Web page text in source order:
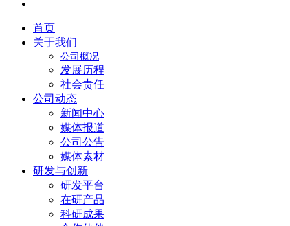
首页
关于我们
公司概况
发展历程
社会责任
公司动态
新闻中心
媒体报道
公司公告
媒体素材
研发与创新
研发平台
在研产品
科研成果